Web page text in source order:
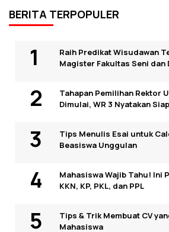
BERITA TERPOPULER
Raih Predikat Wisudawan
Magister Fakultas Seni dan
Tahapan Pemilihan Rektor
Dimulai, WR 3 Nyatakan
Tips Menulis Esai untuk
Beasiswa Unggulan
Mahasiswa Wajib Tahu! Ini
KKN, KP, PKL, dan PPL
Tips & Trik Membuat CV
Mahasiswa